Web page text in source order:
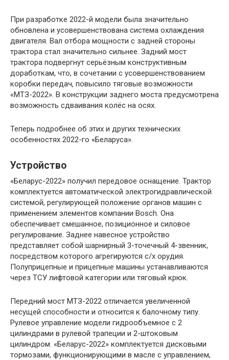
При разработке 2022-й модели была значительно
обновлена и усовершенствована система охлаждения
двигателя. Вал отбора мощности с задней стороны
трактора стал значительно сильнее. Задний мост
трактора подвергнут серьёзным конструктивным
доработкам, что, в сочетании с усовершенствованием
коробки передач, повысило тяговые возможности
«МТЗ-2022». В конструкции заднего моста предусмотрена
возможность сдваивания колёс на осях.
Теперь подробнее об этих и других технических
особенностях 2022-го «Беларуса».
Устройство
«Беларус-2022» получил передовое оснащение. Трактор
комплектуется автоматической электрогидравлической
системой, регулирующей положение органов машин с
применением элементов компании Bosсh. Она
обеспечивает смешанное, позиционное и силовое
регулирование. Заднее навесное устройство
представляет собой шарнирный 3-точечный 4-звенник,
посредством которого агрегируются с/х орудия.
Полуприцепные и прицепные машины устанавливаются
через ТСУ лифтовой категории или тяговый крюк.
Передний мост МТЗ-2022 отличается увеличенной
несущей способности и относится к балочному типу.
Рулевое управление модели гидрообъемное с 2
цилиндрами в рулевой трапеции и 2-штоковым
цилиндром. «Беларус-2022» комплектуется дисковыми
тормозами, функционирующими в масле с управлением,